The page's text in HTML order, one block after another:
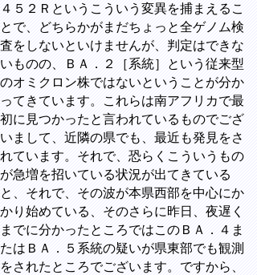
４５２Ｒというこういう変異を捕まえるこ
とで、どちらかがまだちょっと全ゲノム検
査をしないといけませんが、判定はできな
いものの、ＢＡ．２［系統］という従来型
のオミクロン株ではないということが分か
ってきています。これらは南アフリカで最
初に見つかったと言われているものでござ
いまして、近隣の県でも、最近も発見をさ
れています。それで、恐らくこういうもの
が急増を招いている状況が出てきている
と、それで、その波が本県西部を中心にか
かり始めている、そのさらに昨日、夜遅く
までに分かったところではこのＢＡ．４ま
たはＢＡ．５系統の疑いが県東部でも観測
をされたところでございます。ですから、